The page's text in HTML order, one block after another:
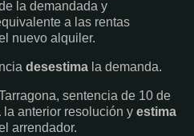
la demandada y
a las rentas
nuevo alquiler.
desestima la demanda.
sentencia de 10 de
la anterior resolución y estima
arrendador.